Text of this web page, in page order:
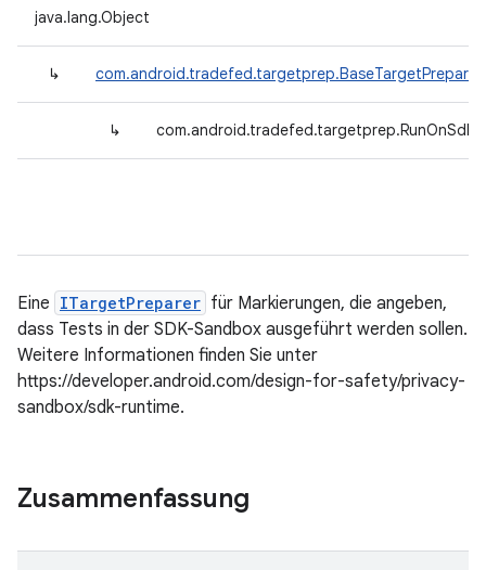
java.lang.Object
↳ com.android.tradefed.targetprep.BaseTargetPreparer
↳
Eine ITargetPreparer für Markierungen, die angeben,
dass Tests in der SDK-Sandbox ausgeführt werden sollen.
Weitere Informationen finden Sie unter
https://developer.android.com/design-for-safety/privacy-
sandbox/sdk-runtime.
Zusammenfassung